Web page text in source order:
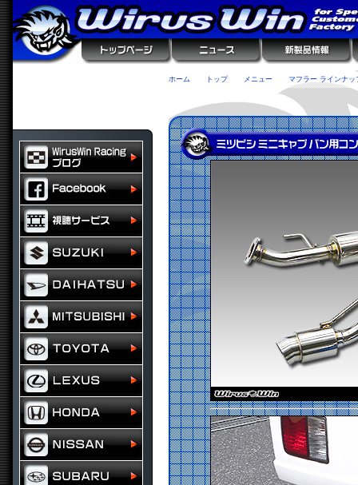
ホーム トップ メニュー マフラー ラインナッ